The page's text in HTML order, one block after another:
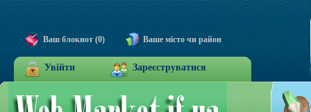
Ваш блокнот (0) Ваше місто чи район
Увійти Зареєструватися